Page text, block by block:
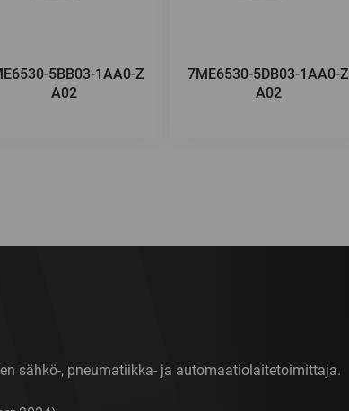
5BB03-1AA0-Z
A02
7ME6530-5DB03-1AA0-Z
A02
sähkö-, pneumatiikka- ja automaatiolaitetoimittaja.